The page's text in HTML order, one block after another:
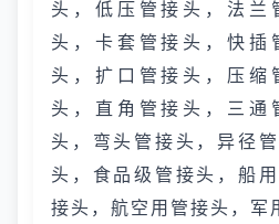
头，低压管接头，法兰
头，卡套管接头，快插
头，扩口管接头，压缩
头，直角管接头，三通
头，弯头管接头，异径
头，食品级管接头，船
接头，航空用管接头，军